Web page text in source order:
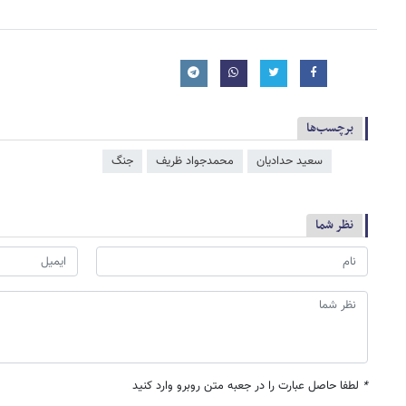
برچسب‌ها
سعید حدادیان محمدجواد ظریف جنگ
نظر شما
* لطفا حاصل عبارت را در جعبه متن روبرو وارد کنید